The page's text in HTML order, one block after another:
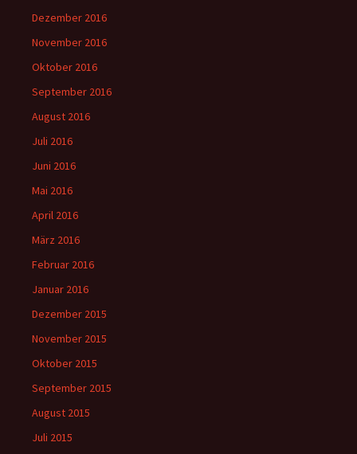
Dezember 2016
November 2016
Oktober 2016
September 2016
August 2016
Juli 2016
Juni 2016
Mai 2016
April 2016
März 2016
Februar 2016
Januar 2016
Dezember 2015
November 2015
Oktober 2015
September 2015
August 2015
Juli 2015